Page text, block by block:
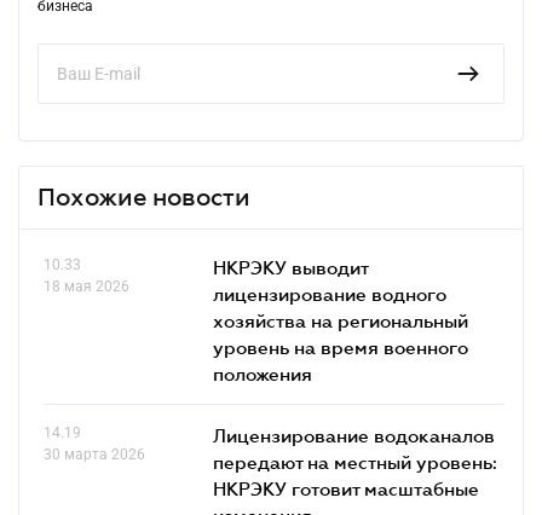
бизнеса
Похожие новости
10.33
18 мая 2026
НКРЭКУ выводит
лицензирование водного
хозяйства на региональный
уровень на время военного
положения
14.19
30 марта 2026
Лицензирование водоканалов
передают на местный уровень:
НКРЭКУ готовит масштабные